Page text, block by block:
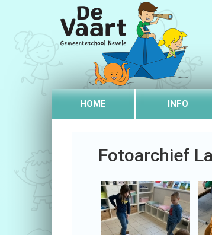
HOME INFO
Fotoarchief